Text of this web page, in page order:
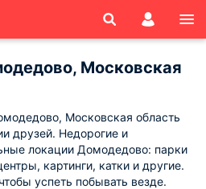
Московская
Московская область
друзей. Недорогие и
локации Домодедово: парки
картинги, катки и другие.
успеть побывать везде.